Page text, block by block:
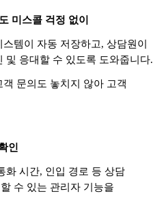
미스콜 걱정 없이
템이 자동 저장하고, 상담원이
및 응대할 수 있도록 도와줍니다.
문의도 놓치지 않아 고객
인
화 시간, 인입 경로 등 상담
수 있는 관리자 기능을